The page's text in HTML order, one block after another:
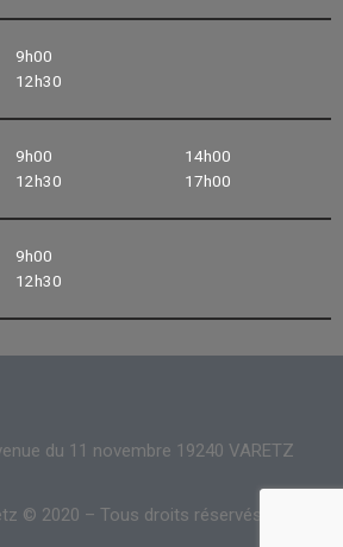
9h00
12h30
9h00
12h30
14h00
17h00
9h00
12h30
du 11 novembre 19240 VARETZ
© 2020 – Tous droits réservés